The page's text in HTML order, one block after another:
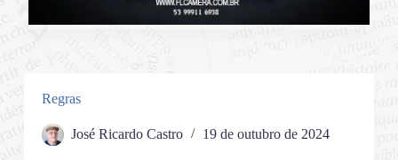
Regras
José Ricardo Castro 19 de outubro de 2024